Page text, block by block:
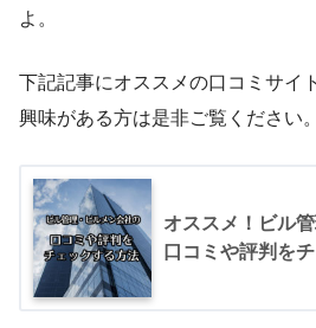
よ。
下記記事にオススメの口コミサイ
興味がある方は是非ご覧ください。
オススメ！ビル
口コミや評判を